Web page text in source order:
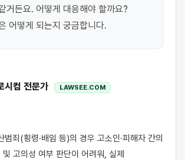
거든요. 어떻게 대응해야 할까요?
어떻게 되는지 궁금합니다.
시컴 전문가 LAWSEE.COM
고의성 여부 판단이 어려워, 실제